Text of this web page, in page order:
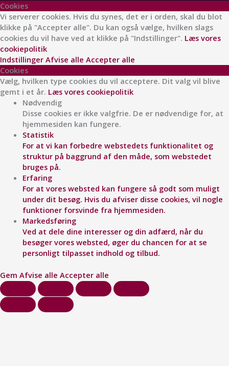
Cookies
Vi serverer cookies. Hvis du synes, det er i orden, skal du blot
klikke på "Accepter alle". Du kan også vælge, hvilken slags
cookies du vil have ved at klikke på "Indstillinger". Læs vores
cookiepolitik
Indstillinger Afvise alle Accepter alle
Cookies
Vælg, hvilken type cookies du vil acceptere. Dit valg vil blive
gemt i et år. Læs vores cookiepolitik
Nødvendig
Disse cookies er ikke valgfrie. De er nødvendige for, at
hjemmesiden kan fungere.
Statistik
For at vi kan forbedre webstedets funktionalitet og
struktur på baggrund af den måde, som webstedet
bruges på.
Erfaring
For at vores websted kan fungere så godt som muligt
under dit besøg. Hvis du afviser disse cookies, vil nogle
funktioner forsvinde fra hjemmesiden.
Markedsføring
Ved at dele dine interesser og din adfærd, når du
besøger vores websted, øger du chancen for at se
personligt tilpasset indhold og tilbud.
Gem Afvise alle Accepter alle